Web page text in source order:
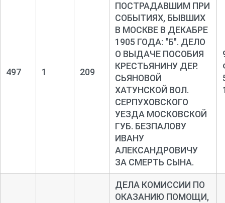
497 1 209
ПОСТРАДАВШИМ ПРИ
СОБЫТИЯХ, БЫВШИХ
В МОСКВЕ В ДЕКАБРЕ
1905 ГОДА: "Б". ДЕЛО
О ВЫДАЧЕ ПОСОБИЯ
КРЕСТЬЯНИНУ ДЕР.
СЬЯНОВОЙ
ХАТУНСКОЙ ВОЛ.
СЕРПУХОВСКОГО
УЕЗДА МОСКОВСКОЙ
ГУБ. БЕЗПАЛОВУ
ИВАНУ
АЛЕКСАНДРОВИЧУ
ЗА СМЕРТЬ СЫНА.
ДЕЛА КОМИССИИ ПО
ОКАЗАНИЮ ПОМОЩИ,